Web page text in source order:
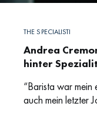
THE SPECIALISTI
Andrea
hinter
“Barista war mein
auch mein letzter